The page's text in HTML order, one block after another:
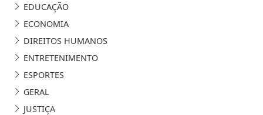
EDUCAÇÃO
ECONOMIA
DIREITOS HUMANOS
ENTRETENIMENTO
ESPORTES
GERAL
JUSTIÇA